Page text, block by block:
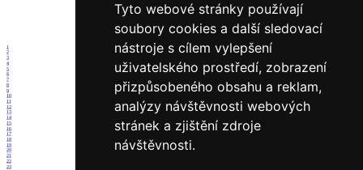
Tyto webové stránky používají
soubory cookies a další sledovací
nástroje s cílem vylepšení
uživatelského prostředí, zobrazení
přizpůsobeného obsahu a reklam,
analýzy návštěvnosti webových
stránek a zjištění zdroje
návštěvnosti.
1
2
3
4
5
6
7
8
9
10
11
12
13
14
15
16
17
18
19
20
21
22
23